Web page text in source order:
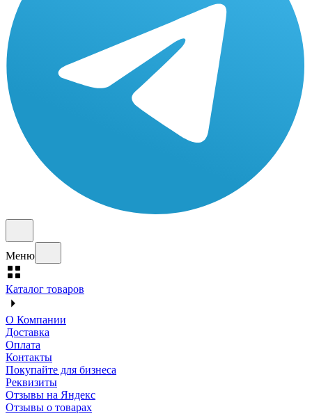
Меню
Каталог товаров
О Компании
Доставка
Оплата
Контакты
Покупайте для бизнеса
Реквизиты
Отзывы на Яндекс
Отзывы о товарах